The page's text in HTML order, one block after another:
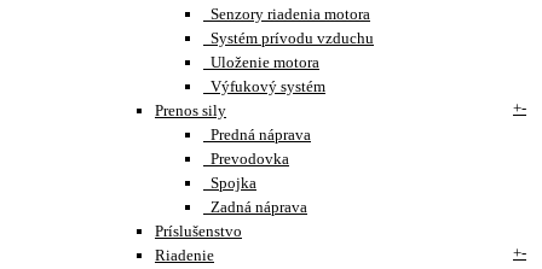
Senzory riadenia motora
Systém prívodu vzduchu
Uloženie motora
Výfukový systém
Prenos sily
+-
Predná náprava
Prevodovka
Spojka
Zadná náprava
Príslušenstvo
Riadenie
+-